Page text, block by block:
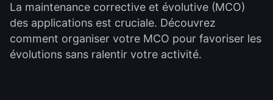
La maintenance corrective et évolutive (MCO)
des applications est cruciale. Découvrez
comment organiser votre MCO pour favoriser les
évolutions sans ralentir votre activité.